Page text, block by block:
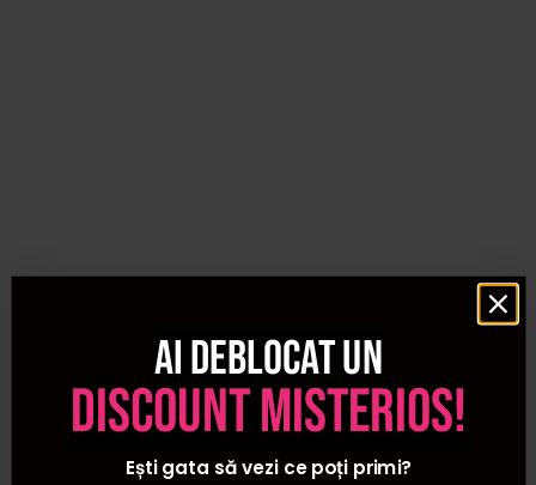
Ai deblocat un
discount misterios!
Ești gata să vezi ce poți primi?